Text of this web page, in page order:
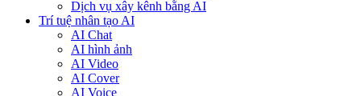
Dịch vụ xây kênh bằng AI
Trí tuệ nhân tạo AI
AI Chat
AI hình ảnh
AI Video
AI Cover
AI Voice